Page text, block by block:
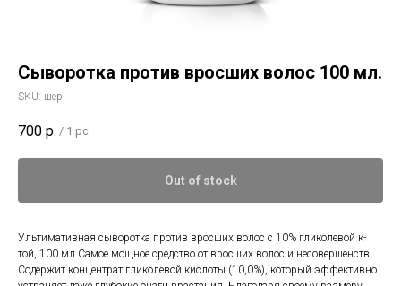
Сыворотка против вросших волос 100 мл.
SKU: шер
700 р. / 1 pc
Out of stock
Ультимативная сыворотка против вросших волос с 10% гликолевой к-
той, 100 мл Самое мощное средство от вросших волос и несовершенств.
Содержит концентрат гликолевой кислоты (10,0%), который эффективно